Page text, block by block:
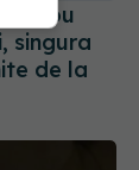
nou
singura
de la